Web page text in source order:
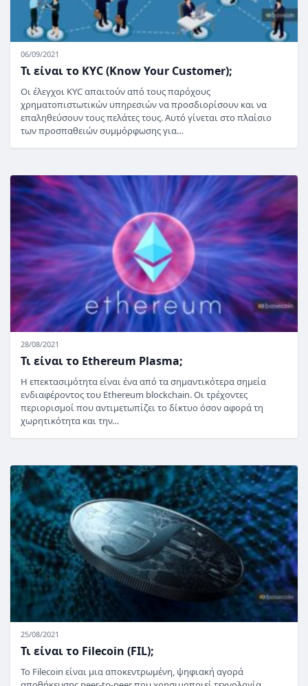
06/09/2021
Τι είναι το KYC (Know Your Customer);
Οι έλεγχοι KYC απαιτούν από τους παρόχους
χρηματοπιστωτικών υπηρεσιών να προσδιορίσουν και να
επαληθεύσουν τους πελάτες τους. Αυτό γίνεται στο πλαίσιο
των προσπαθειών συμμόρφωσης για…
28/08/2021
Τι είναι το Ethereum Plasma;
Η επεκτασιμότητα είναι ένα από τα σημαντικότερα σημεία
ενδιαφέροντος του Ethereum blockchain. Οι τρέχοντες
περιορισμοί που αντιμετωπίζει το δίκτυο όσον αφορά τη
χωρητικότητα και την…
25/08/2021
Τι είναι το Filecoin (FIL);
Το Filecoin είναι μια αποκεντρωμένη, ψηφιακή αγορά